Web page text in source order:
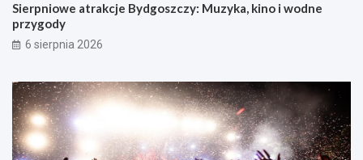
Sierpniowe atrakcje Bydgoszczy: Muzyka, kino i wodne
przygody
6 sierpnia 2026